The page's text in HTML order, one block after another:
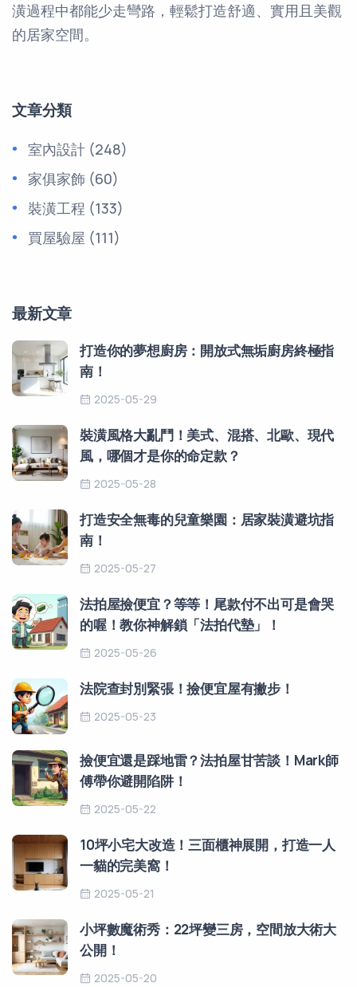
潢過程中都能少走彎路，輕鬆打造舒適、實用且美觀
的居家空間。
文章分類
室內設計 (248)
家俱家飾 (60)
裝潢工程 (133)
買屋驗屋 (111)
最新文章
打造你的夢想廚房：開放式無垢廚房終極指
南！
2025-05-29
裝潢風格大亂鬥！美式、混搭、北歐、現代
風，哪個才是你的命定款？
2025-05-28
打造安全無毒的兒童樂園：居家裝潢避坑指
南！
2025-05-27
法拍屋撿便宜？等等！尾款付不出可是會哭
的喔！教你神解鎖「法拍代墊」！
2025-05-26
法院查封別緊張！撿便宜屋有撇步！
2025-05-23
撿便宜還是踩地雷？法拍屋甘苦談！Mark師
傅帶你避開陷阱！
2025-05-22
10坪小宅大改造！三面櫃神展開，打造一人
一貓的完美窩！
2025-05-21
小坪數魔術秀：22坪變三房，空間放大術大
公開！
2025-05-20